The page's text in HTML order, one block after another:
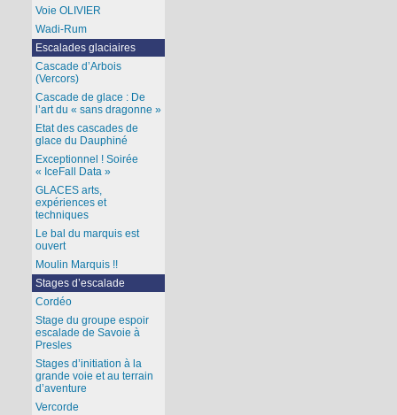
Voie OLIVIER
Wadi-Rum
Escalades glaciaires
Cascade d’Arbois
(Vercors)
Cascade de glace : De
l’art du « sans dragonne »
Etat des cascades de
glace du Dauphiné
Exceptionnel ! Soirée
« IceFall Data »
GLACES arts,
expériences et
techniques
Le bal du marquis est
ouvert
Moulin Marquis !!
Stages d’escalade
Cordéo
Stage du groupe espoir
escalade de Savoie à
Presles
Stages d’initiation à la
grande voie et au terrain
d’aventure
Vercorde